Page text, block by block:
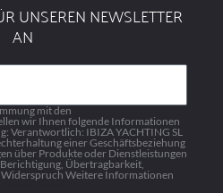
UNSEREN NEWSLETTER
AN
mit den
wir Ihnen folgende Informationen
Verantwortlich: IBIZA YACHTING SL
einer Geschäftsbeziehung
über Produkte oder Dienstleistungen
Berichtigung, Übertragbarkeit,
Weitere Informationen